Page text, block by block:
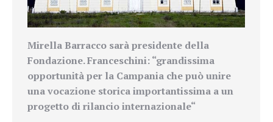
Mirella Barracco sarà presidente della
Fondazione. Franceschini: “grandissima
opportunità per la Campania che può unire
una vocazione storica importantissima a un
progetto di rilancio internazionale“